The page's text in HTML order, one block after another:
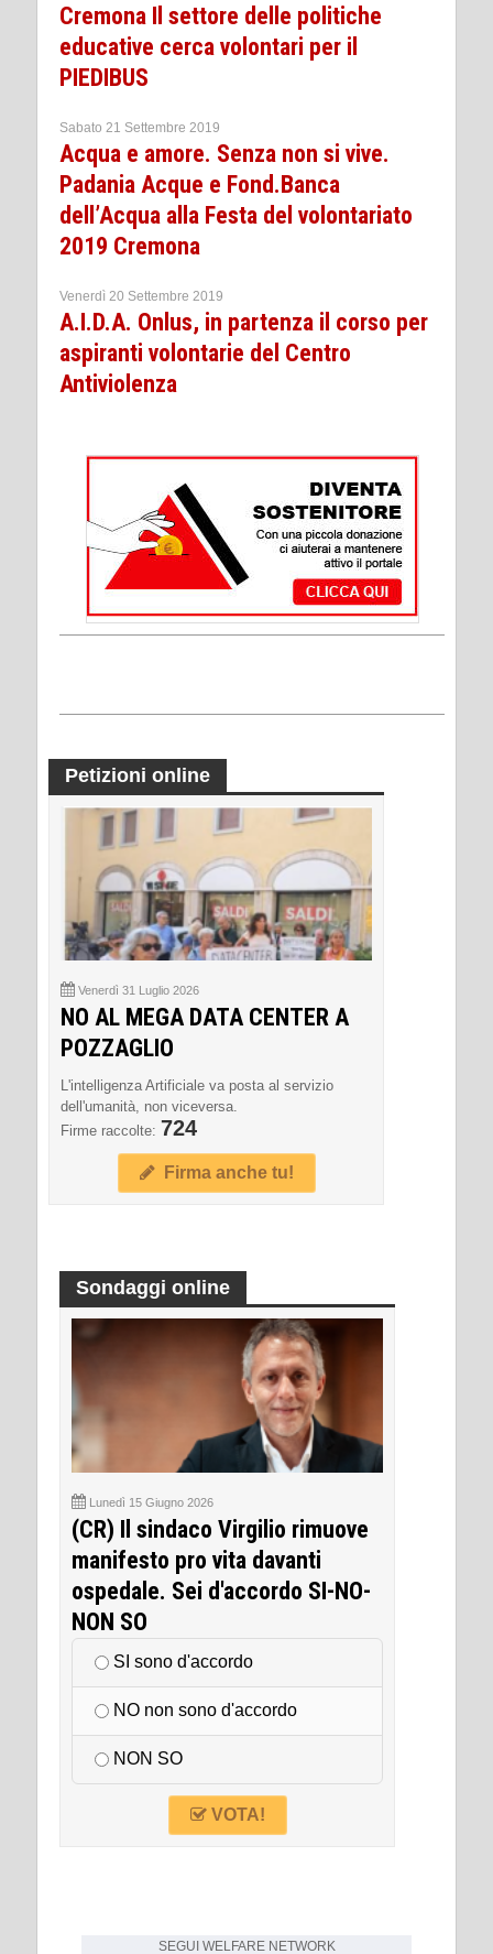
Cremona Il settore delle politiche
educative cerca volontari per il
PIEDIBUS
Sabato 21 Settembre 2019
Acqua e amore. Senza non si vive.
Padania Acque e Fond.Banca
dell’Acqua alla Festa del volontariato
2019 Cremona
Venerdì 20 Settembre 2019
A.I.D.A. Onlus, in partenza il corso per
aspiranti volontarie del Centro
Antiviolenza
Petizioni online
Venerdì 31 Luglio 2026
NO AL MEGA DATA CENTER A
POZZAGLIO
L'intelligenza Artificiale va posta al servizio
dell'umanità, non viceversa.
Firme raccolte: 724
Firma anche tu!
Sondaggi online
Lunedì 15 Giugno 2026
(CR) Il sindaco Virgilio rimuove
manifesto pro vita davanti
ospedale. Sei d'accordo SI-NO-
NON SO
SI sono d'accordo
NO non sono d'accordo
NON SO
VOTA!
SEGUI WELFARE NETWORK